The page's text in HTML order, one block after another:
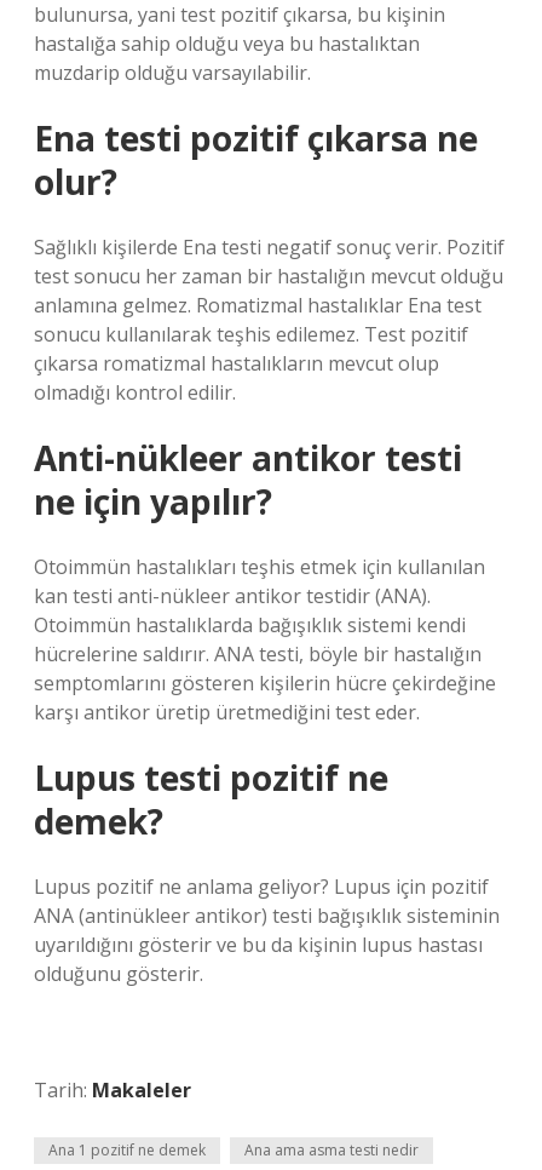
bulunursa, yani test pozitif çıkarsa, bu kişinin
hastalığa sahip olduğu veya bu hastalıktan
muzdarip olduğu varsayılabilir.
Ena testi pozitif çıkarsa ne
olur?
Sağlıklı kişilerde Ena testi negatif sonuç verir. Pozitif
test sonucu her zaman bir hastalığın mevcut olduğu
anlamına gelmez. Romatizmal hastalıklar Ena test
sonucu kullanılarak teşhis edilemez. Test pozitif
çıkarsa romatizmal hastalıkların mevcut olup
olmadığı kontrol edilir.
Anti-nükleer antikor testi
ne için yapılır?
Otoimmün hastalıkları teşhis etmek için kullanılan
kan testi anti-nükleer antikor testidir (ANA).
Otoimmün hastalıklarda bağışıklık sistemi kendi
hücrelerine saldırır. ANA testi, böyle bir hastalığın
semptomlarını gösteren kişilerin hücre çekirdeğine
karşı antikor üretip üretmediğini test eder.
Lupus testi pozitif ne
demek?
Lupus pozitif ne anlama geliyor? Lupus için pozitif
ANA (antinükleer antikor) testi bağışıklık sisteminin
uyarıldığını gösterir ve bu da kişinin lupus hastası
olduğunu gösterir.
Tarih: Makaleler
Ana 1 pozitif ne demek Ana ama asma testi nedir